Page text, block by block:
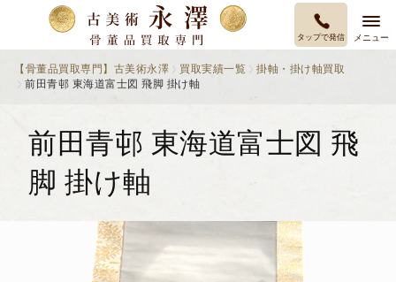
タップで発信 メニュー
【骨董品買取専門】古美術永澤 買取実績一覧
掛軸・掛け軸買取
前田青邨 東海道富士図 飛脚 掛け軸
前田青邨 東海道富士図 飛
脚 掛け軸